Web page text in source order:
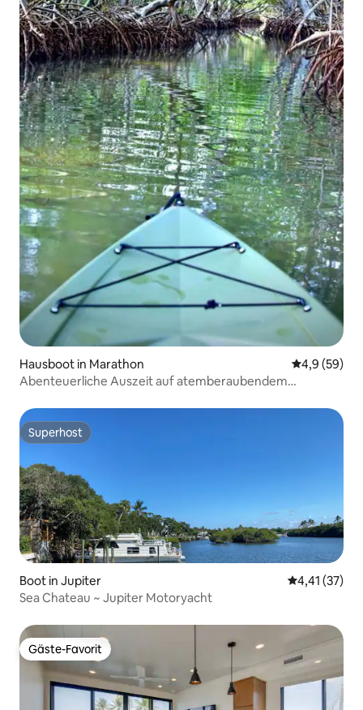
Hausboot in Marathon
4,9 (59)
Abenteuerliche Auszeit auf atemberaubendem
Superhost
Superhost
Boot in Jupiter
4,41 (37)
Sea Chateau ~ Jupiter Motoryacht
Gäste-Favorit
Gäste-Favorit